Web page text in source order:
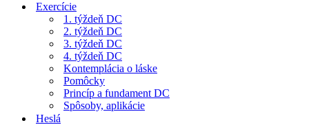
Exercície
1. týždeň DC
2. týždeň DC
3. týždeň DC
4. týždeň DC
Kontemplácia o láske
Pomôcky
Princíp a fundament DC
Spôsoby, aplikácie
Heslá